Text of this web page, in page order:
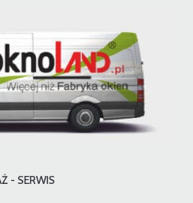
- SERWIS